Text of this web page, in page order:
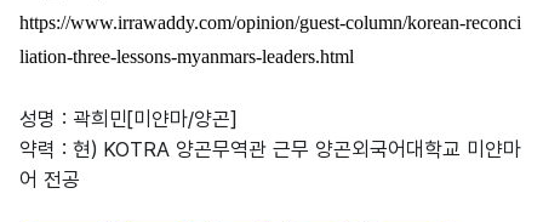
https://www.irrawaddy.com/opinion/guest-column/korean-reconci
liation-three-lessons-myanmars-leaders.html
성명 : 곽희민[미얀마/양곤]
약력 : 현) KOTRA 양곤무역관 근무 양곤외국어대학교 미얀마
어 전공